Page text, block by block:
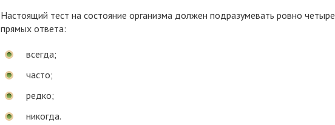
Настоящий тест на состояние организма должен подразумевать ровно четыре
прямых ответа:
всегда;
часто;
редко;
никогда.